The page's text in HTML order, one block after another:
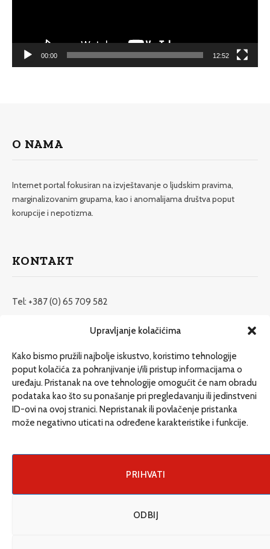
Upravljanje kolačićima
Kako bismo pružili najbolje iskustvo, koristimo tehnologije
poput kolačića za pohranjivanje i/ili pristup informacijama o
uređaju. Pristanak na ove tehnologije omogućit će nam obradu
podataka kao što su ponašanje pri pregledavanju ili jedinstveni
ID-ovi na ovoj stranici. Nepristanak ili povlačenje pristanka
može negativno uticati na određene karakteristike i funkcije.
PRIHVATI
ODBIJ
00:00 12:52
O NAMA
Internet portal fokusiran na izvještavanje o ljudskim pravima,
marginalizovanim grupama, kao i anomalijama društva poput
korupcije i nepotizma.
KONTAKT
Tel: +387 (0) 65 709 582
redakcija@etrafika.net
Dosije
Drugi pišu
Društvo